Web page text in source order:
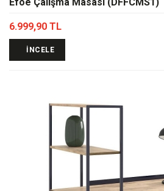
6.999,90 TL
İNCELE